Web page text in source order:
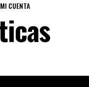
MI CUENTA